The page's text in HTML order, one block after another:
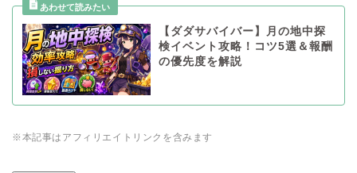
【ダダサバイバー】月の地中探
検イベント攻略！コツ5選＆報酬
の優先度を解説
※本記事はアフィリエイトリンクを含みます